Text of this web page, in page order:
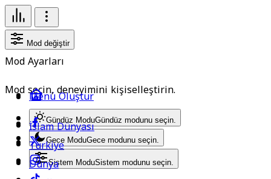
Mod değiştir
Mod Ayarları
Mod seçin, deneyimini kişiselleştirin.
Gündüz ModuGündüz modunu seçin.
Gece ModuGece modunu seçin.
Sistem ModuSistem modunu seçin.
Menü Oluştur
İslam Dünyası
Türkiye
Dünya